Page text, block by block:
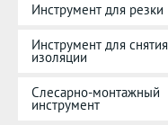
Инструмент для резки
Инструмент для снятия
изоляции
Слесарно-монтажный
инструмент